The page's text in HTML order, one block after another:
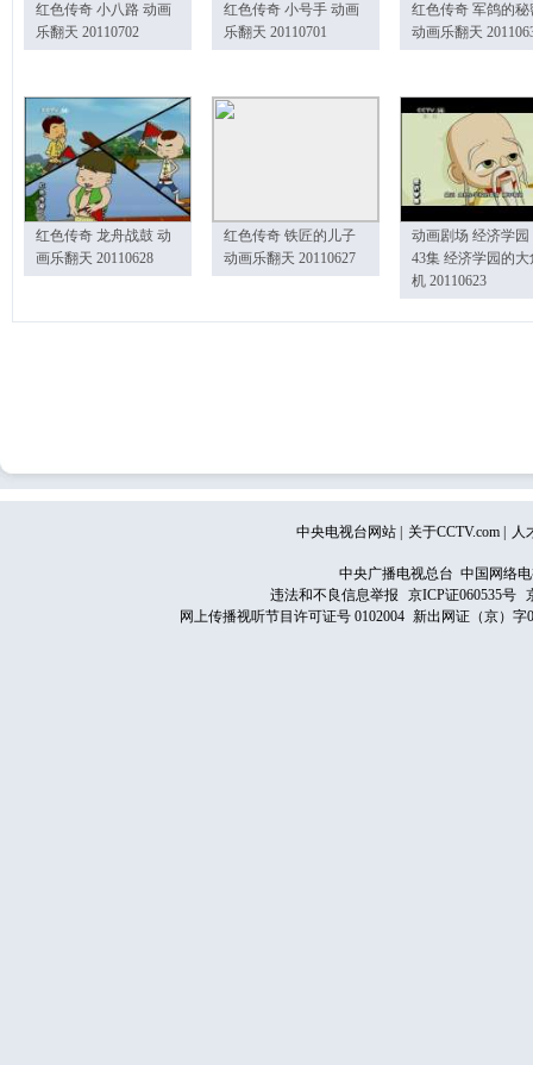
红色传奇 小八路 动画
乐翻天 20110702
红色传奇 小号手 动画
乐翻天 20110701
红色传奇 军鸽的秘
动画乐翻天
红色传奇 龙舟战鼓 动
画乐翻天 20110628
红色传奇 铁匠的儿子
动画乐翻天 20110627
动画剧场 经济学园
43集 经济学园的大
机 20110623
中央电视台网站 关于CCTV.com 人
中央广播电视总台 中国网络
违法和不良信息举报
京ICP证060535号
网上传播视听节目许可证号 0102004 新出网证（京）